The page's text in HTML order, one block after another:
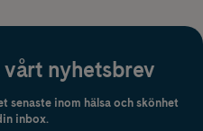
vårt nyhetsbrev
senaste inom hälsa och skönhet
inbox.